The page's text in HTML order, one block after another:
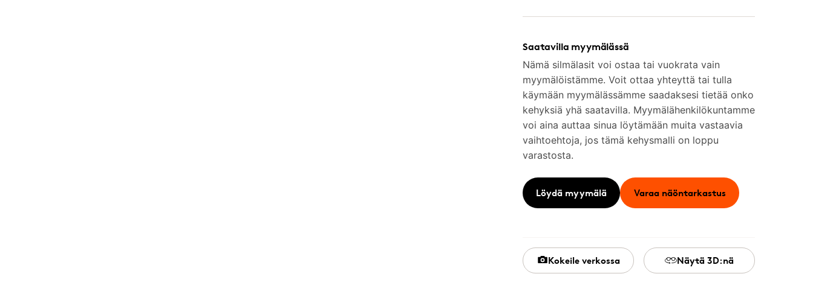
Saatavilla myymälässä
Nämä silmälasit voi ostaa tai vuokrata vain
myymälöistämme. Voit ottaa yhteyttä tai tulla
käymään myymälässämme saadaksesi tietää onko
kehyksiä yhä saatavilla. Myymälähenkilökuntamme
voi aina auttaa sinua löytämään muita vastaavia
vaihtoehtoja, jos tämä kehysmalli on loppu
varastosta.
Löydä myymälä Varaa näöntarkastus
Kokeile verkossa Näytä 3D:nä